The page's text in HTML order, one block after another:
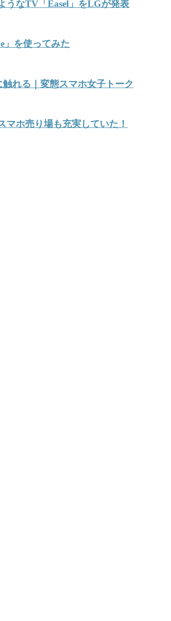
うなTV「Easel」をLGが発表
」を使ってみた
れる｜変態スマホ女子トーク
マホ売り場も充実していた！